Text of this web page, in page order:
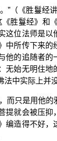
（《胜鬘经
胜鬘经》和
位法师是
所传下来
的追随者
始无明住
中实际上并
只是用他
就会被压
造得不好